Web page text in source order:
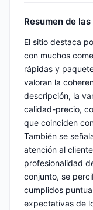
Resumen de
El sitio destaca
con muchos
rápidas y
valoran la
descripción, la
calidad-precio,
que coinciden
También se
atención al
profesionalidad
conjunto, se
cumplidos
expectativas de